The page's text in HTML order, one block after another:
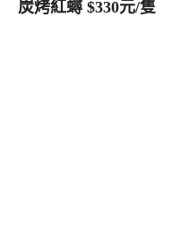
炭烤紅蟳 $330元/隻